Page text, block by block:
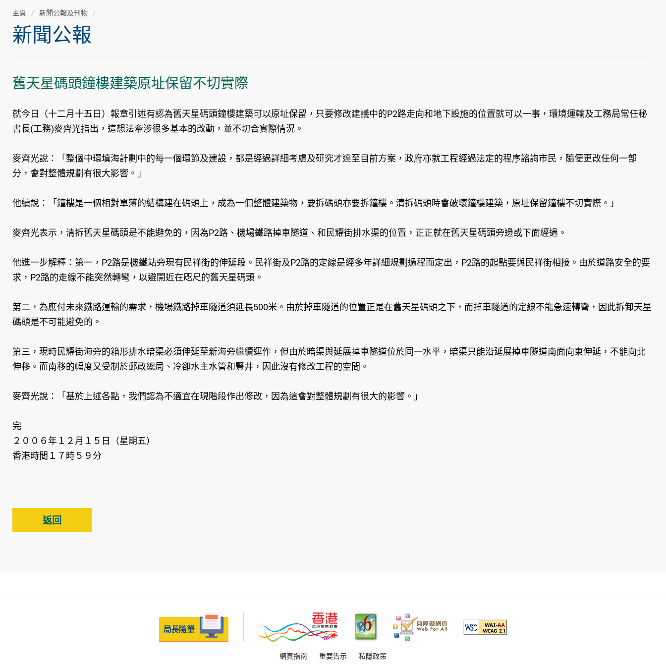
主頁 新聞公報及刊物
新聞公報
舊天星碼頭鐘樓建築原址保留不切實際
就今日（十二月十五日）報章引述有認為舊天星碼頭鐘樓建築可以原址保留，只要修改建議中的P2路走向和地下設施的位置就可以一事，環境運輸及工務局常任秘
書長(工務)麥齊光指出，這想法牽涉很多基本的改動，並不切合實際情況。
麥齊光說：「整個中環填海計劃中的每一個環節及建設，都是經過詳細考慮及研究才達至目前方案，政府亦就工程經過法定的程序諮詢市民，隨便更改任何一部
分，會對整體規劃有很大影響。」
他續說：「鐘樓是一個相對單薄的結構建在碼頭上，成為一個整體建築物，要拆碼頭亦要拆鐘樓。清拆碼頭時會破壞鐘樓建築，原址保留鐘樓不切實際。」
麥齊光表示，清拆舊天星碼頭是不能避免的，因為P2路、機場鐵路掉車隧道、和民耀街排水渠的位置，正正就在舊天星碼頭旁邊或下面經過。
他進一步解釋：第一，P2路是機鐵站旁現有民祥街的伸延段。民祥街及P2路的定線是經多年詳細規劃過程而定出，P2路的起點要與民祥街相接。由於道路安全的要
求，P2路的走線不能突然轉彎，以避開近在咫尺的舊天星碼頭。
第二，為應付未來鐵路運輸的需求，機場鐵路掉車隧道須延長500米。由於掉車隧道的位置正是在舊天星碼頭之下，而掉車隧道的定線不能急速轉彎，因此拆卸天星
碼頭是不可能避免的。
第三，現時民耀街海旁的箱形排水暗渠必須伸延至新海旁繼續運作，但由於暗渠與延展掉車隧道位於同一水平，暗渠只能沿延展掉車隧道南面向東伸延，不能向北
伸移。而南移的幅度又受制於郵政總局、冷卻水主水管和豎井，因此沒有修改工程的空間。
麥齊光說：「基於上述各點，我們認為不適宜在現階段作出修改，因為這會對整體規劃有很大的影響。」
完
２００６年１２月１５日（星期五）
香港時間１７時５９分
返回
網頁指南 重要告示 私隱政策